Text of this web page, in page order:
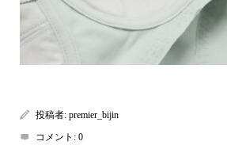
投稿者: premier_bijin
コメント: 0